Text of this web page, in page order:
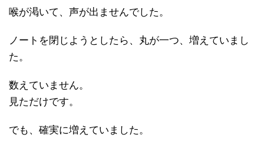
喉が渇いて、声が出ませんでした。
ノートを閉じようとしたら、丸が一つ、増えていまし
た。
数えていません。
見ただけです。
でも、確実に増えていました。